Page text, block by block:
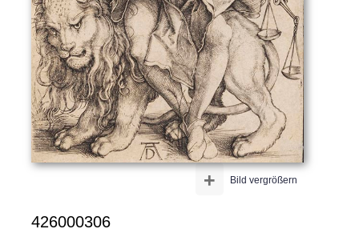
Bild vergrößern
+
426000306